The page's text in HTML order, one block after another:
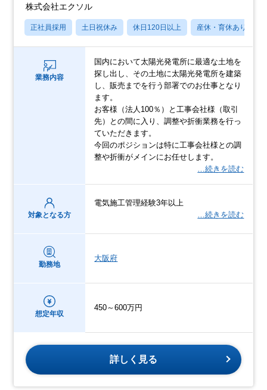
株式会社エクソル
正社員採用 土日祝休み 休日120日以上 産休・育休あり
業務内容
国内において太陽光発電所に最適な土地を
探し出し、その土地に太陽光発電所を建築
し、販売までを行う部署でのお仕事となり
ます。
お客様（法人100％）と工事会社様（取引
先）との間に入り、調整や折衝業務を行っ
ていただきます。
今回のポジションは特に工事会社様との調
整や折衝がメインにお任せします。
…続きを読む
対象となる方
電気施工管理経験3年以上
…続きを読む
勤務地
大阪府
想定年収
450～600万円
詳しく見る